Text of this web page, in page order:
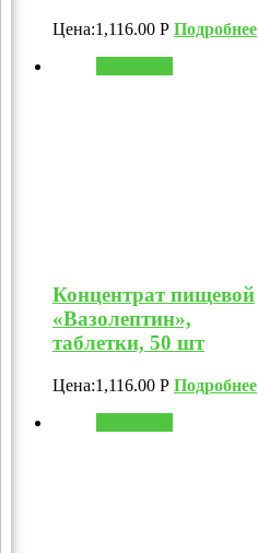
Цена:1,116.00 Р Подробнее
Концентрат пищевой
«Вазолептин»,
таблетки, 50 шт
Цена:1,116.00 Р Подробнее